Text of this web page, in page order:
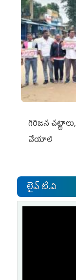
గిరిజన
చేయాలి
లైవ్ టి.వి